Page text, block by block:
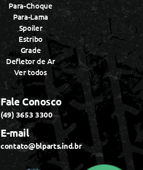
Para-Choque
Para-Lama
Spoiler
Estribo
Grade
Defletor de Ar
Ver todos
Fale Conosco
(49) 3653 3300
E-mail
contato@blparts.ind.br